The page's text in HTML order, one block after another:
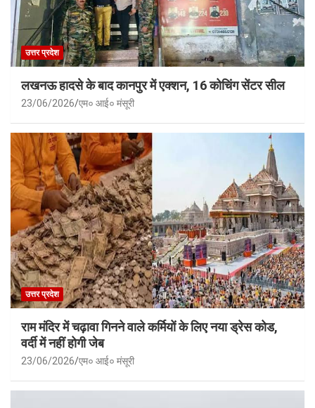
उत्तर प्रदेश
लखनऊ हादसे के बाद कानपुर में एक्शन, 16 कोचिंग सेंटर सील
23/06/2026 एम० आई० मंसूरी
उत्तर प्रदेश
राम मंदिर में चढ़ावा गिनने वाले कर्मियों के लिए नया ड्रेस कोड,
वर्दी में नहीं होगी जेब
23/06/2026 एम० आई० मंसूरी